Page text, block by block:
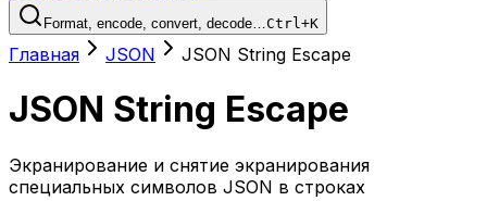
Format, encode, convert, decode…Ctrl+K
Главная JSON JSON String Escape
JSON String Escape
Экранирование и снятие экранирования
специальных символов JSON в строках